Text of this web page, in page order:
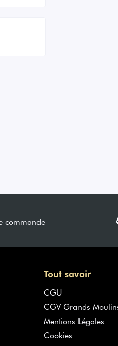
commande
Tout savoir
CGU
CGV Grands
Mentions Légales
Cookies